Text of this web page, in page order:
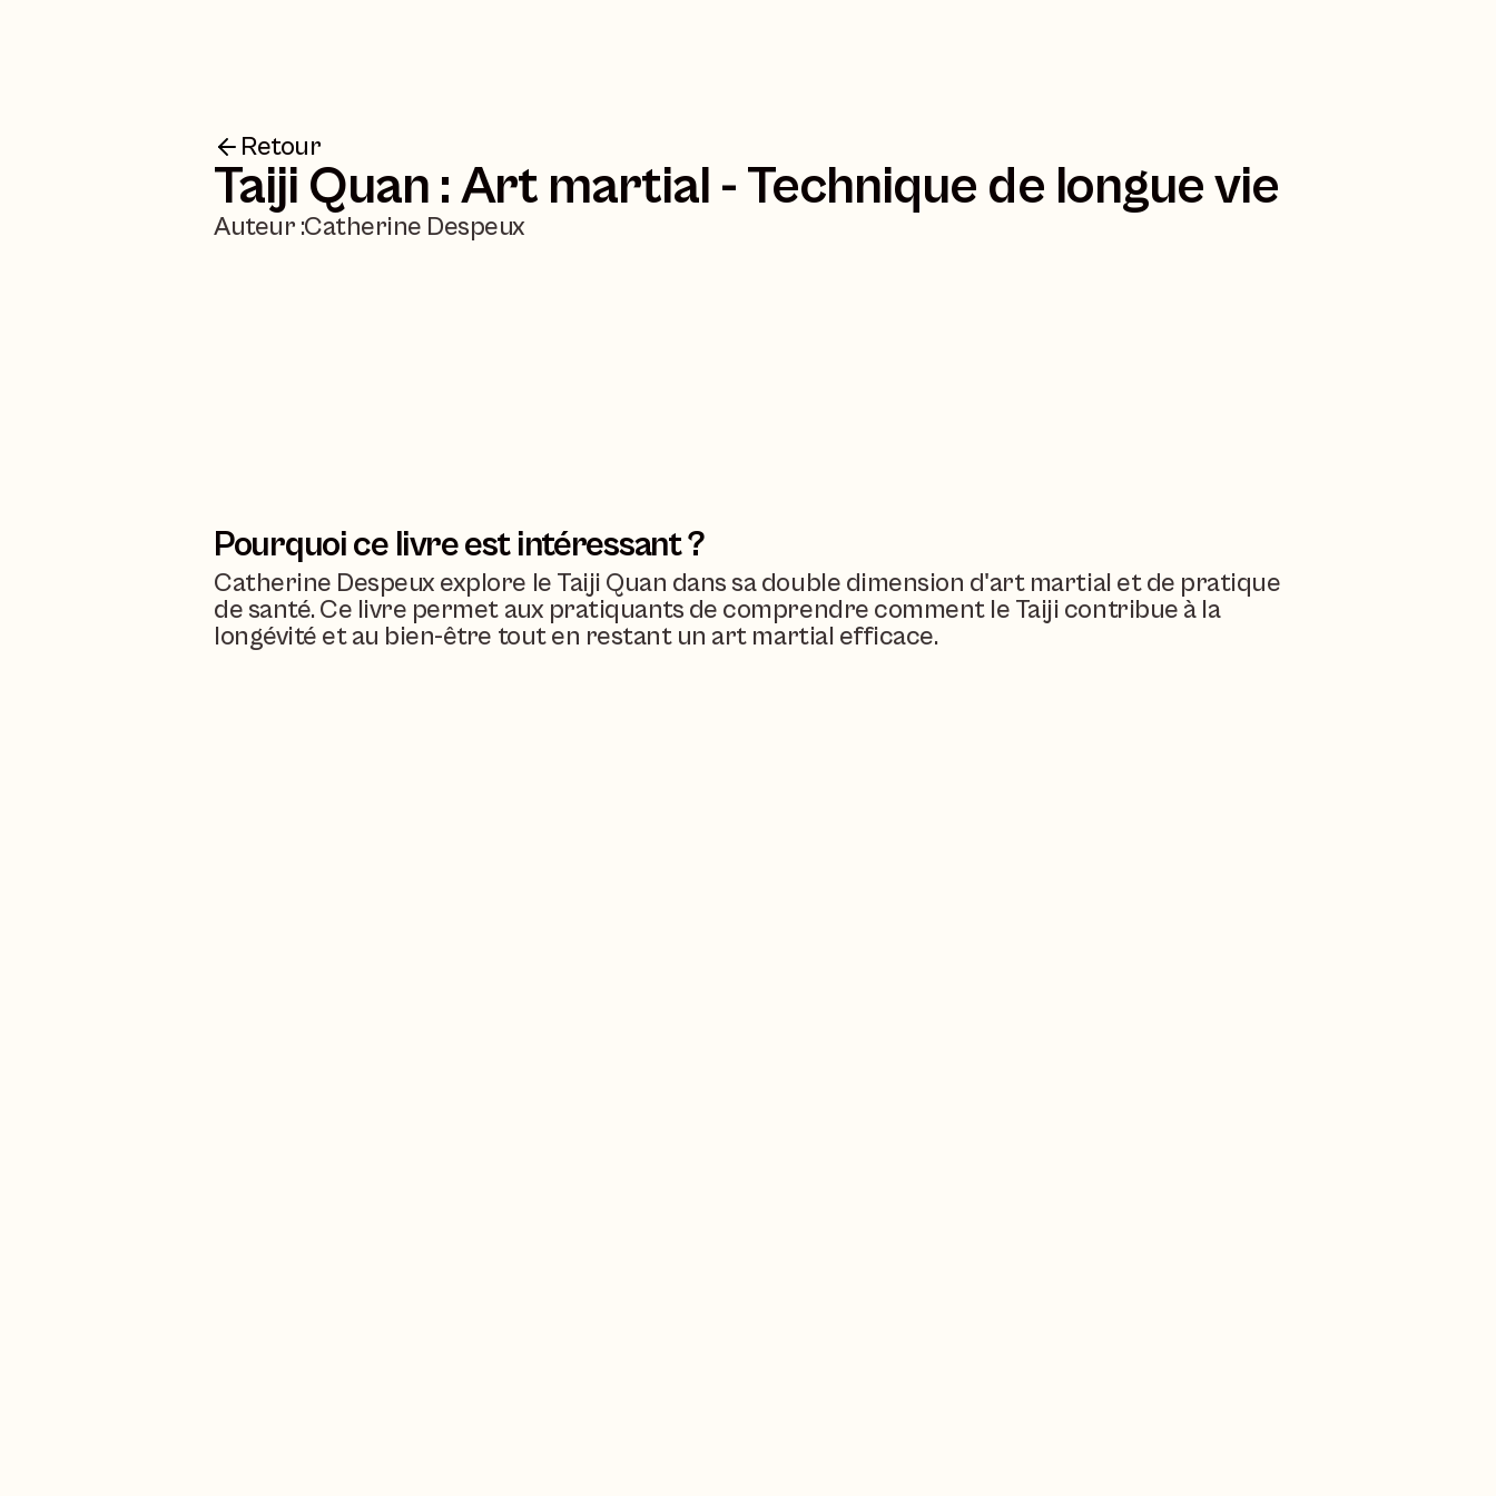
Retour
Taiji Quan : Art martial - Technique de longue vie
Auteur :Catherine Despeux
Pourquoi ce livre est intéressant ?
Catherine Despeux explore le Taiji Quan dans sa double dimension d'art martial et de pratique
de santé. Ce livre permet aux pratiquants de comprendre comment le Taiji contribue à la
longévité et au bien-être tout en restant un art martial efficace.